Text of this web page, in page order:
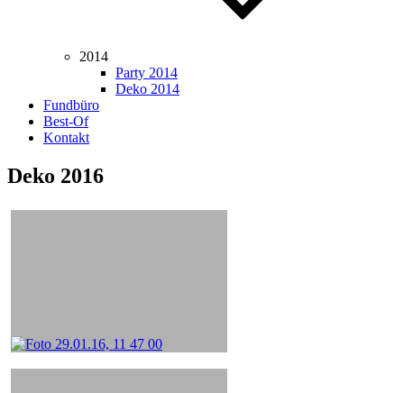
2014
Party 2014
Deko 2014
Fundbüro
Best-Of
Kontakt
Deko 2016